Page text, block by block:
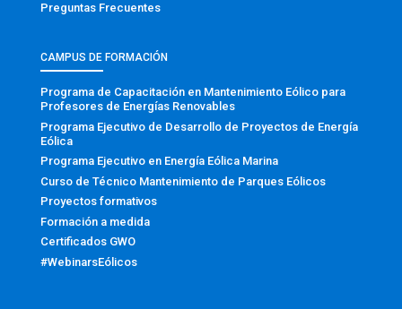
Preguntas Frecuentes
CAMPUS DE FORMACIÓN
Programa de Capacitación en Mantenimiento Eólico para
Profesores de Energías Renovables
Programa Ejecutivo de Desarrollo de Proyectos de Energía
Eólica
Programa Ejecutivo en Energía Eólica Marina
Curso de Técnico Mantenimiento de Parques Eólicos
Proyectos formativos
Formación a medida
Certificados GWO
#WebinarsEólicos